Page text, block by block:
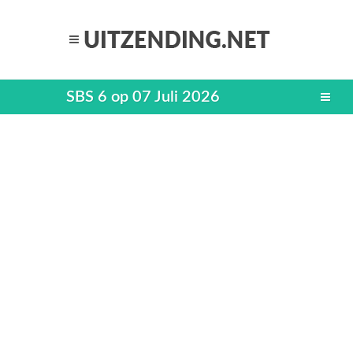
SBS 6 op 07 Juli 2026